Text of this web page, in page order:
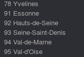
78 Yvelines
91 Essonne
92 Hauts-de-Seine
93 Seine-Saint-Denis
94 Val-de-Marne
95 Val-d'Oise